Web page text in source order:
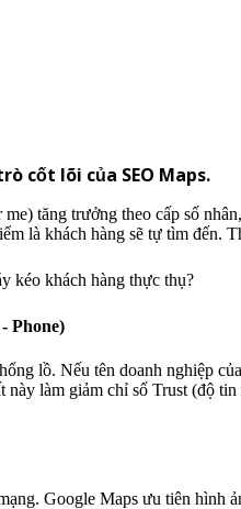
cốt lõi của SEO Maps.
tăng trưởng theo cấp số
là khách hàng sẽ tự tìm đến.
kéo khách hàng thực thụ?
Phone)
lồ. Nếu tên doanh nghiệp
làm giảm chỉ số Trust (độ
Google Maps ưu tiên hình